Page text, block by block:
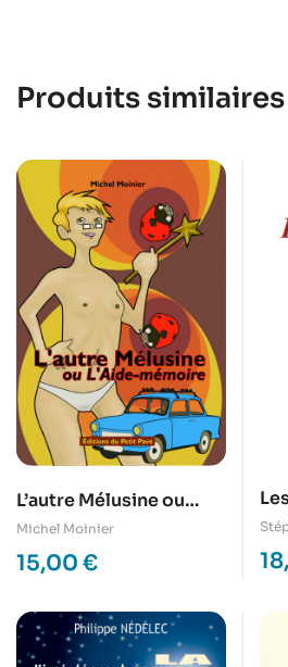
Produits similaires
L’autre Mélusine ou
L’Aide-mémoire
Michel Moinier
15,00 €